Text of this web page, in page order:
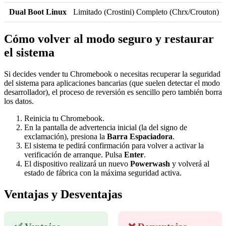
Dual Boot Linux Limitado (Crostini) Completo (Chrx/Crouton)
Cómo volver al modo seguro y restaurar
el sistema
Si decides vender tu Chromebook o necesitas recuperar la seguridad
del sistema para aplicaciones bancarias (que suelen detectar el modo
desarrollador), el proceso de reversión es sencillo pero también borra
los datos.
Reinicia tu Chromebook.
En la pantalla de advertencia inicial (la del signo de
exclamación), presiona la Barra Espaciadora.
El sistema te pedirá confirmación para volver a activar la
verificación de arranque. Pulsa Enter.
El dispositivo realizará un nuevo Powerwash y volverá al
estado de fábrica con la máxima seguridad activa.
Ventajas y Desventajas